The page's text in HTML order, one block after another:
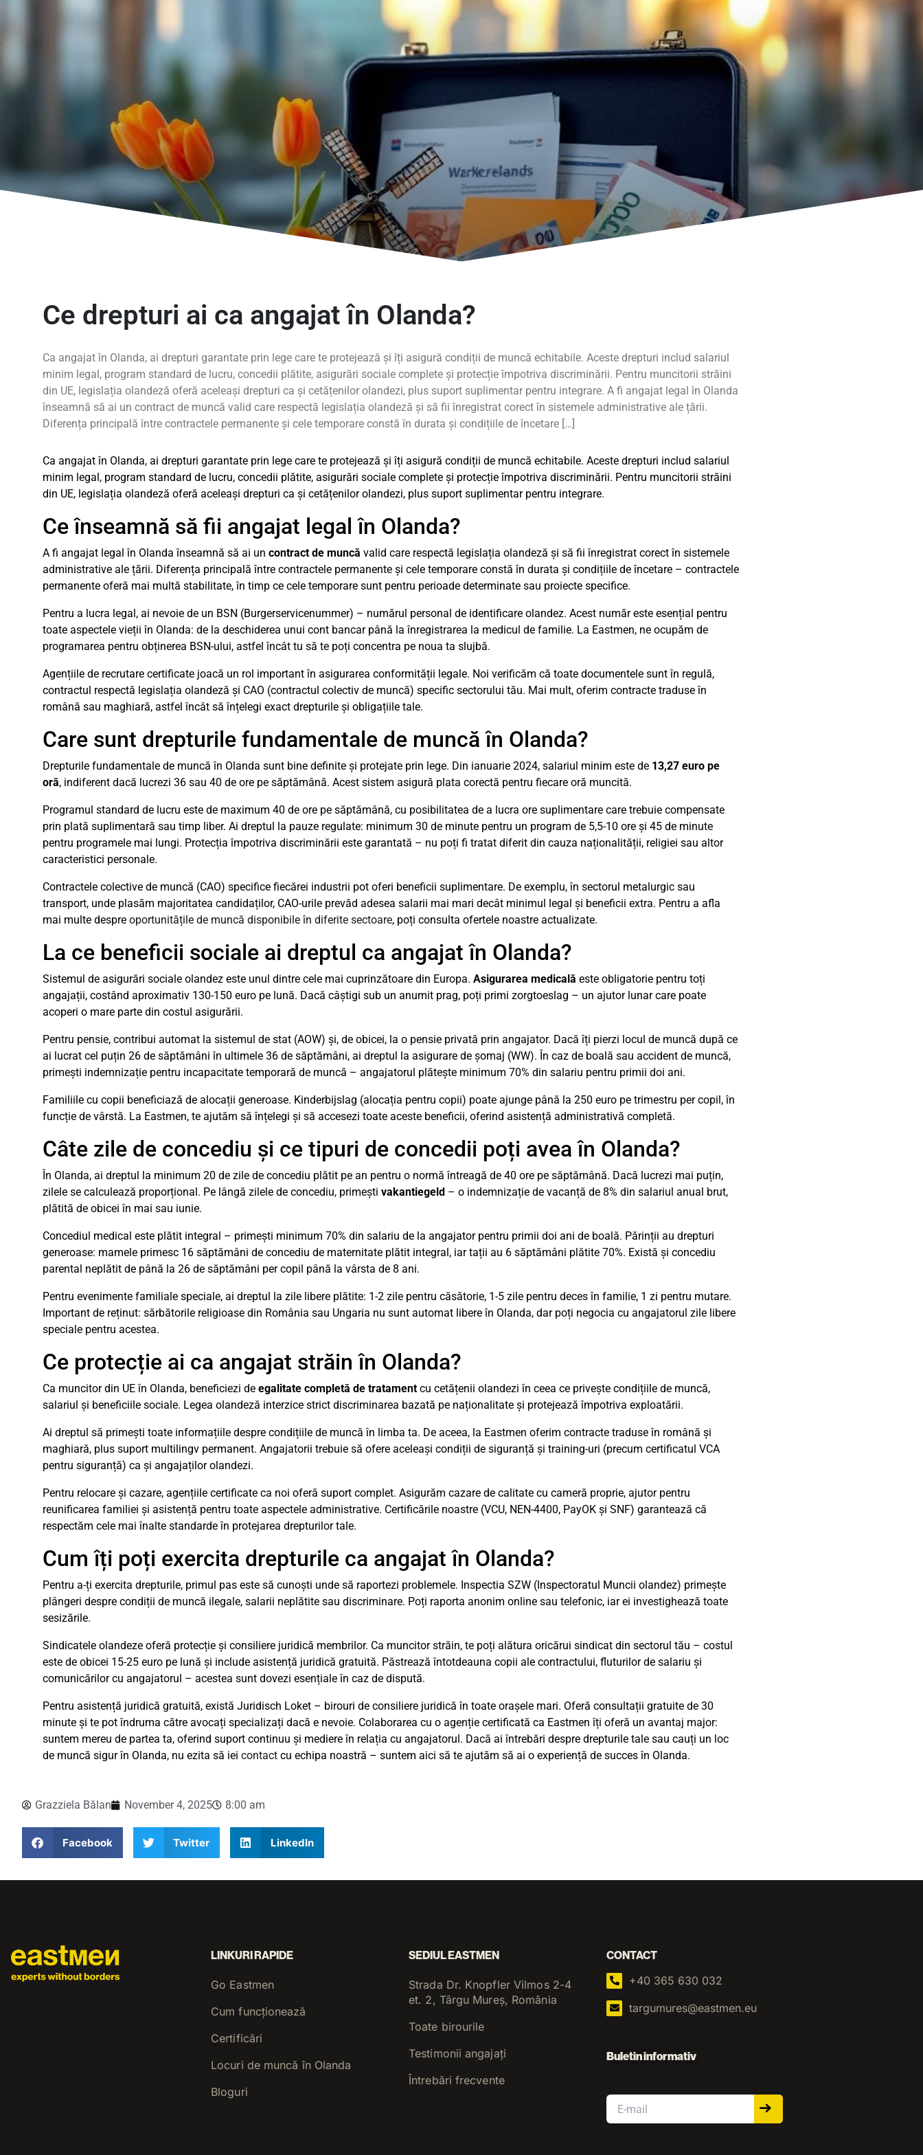
Ce drepturi ai ca angajat în Olanda?
Ca angajat în Olanda, ai drepturi garantate prin lege care te protejează și îți asigură condiții de muncă echitabile. Aceste drepturi includ salariul
minim legal, program standard de lucru, concedii plătite, asigurări sociale complete și protecție împotriva discriminării. Pentru muncitorii străini
din UE, legislația olandeză oferă aceleași drepturi ca și cetățenilor olandezi, plus suport suplimentar pentru integrare. A fi angajat legal în Olanda
înseamnă să ai un contract de muncă valid care respectă legislația olandeză și să fii înregistrat corect în sistemele administrative ale țării.
Diferența principală între contractele permanente și cele temporare constă în durata și condițiile de încetare […]
Ca angajat în Olanda, ai drepturi garantate prin lege care te protejează și îți asigură condiții de muncă echitabile. Aceste drepturi includ salariul
minim legal, program standard de lucru, concedii plătite, asigurări sociale complete și protecție împotriva discriminării. Pentru muncitorii străini
din UE, legislația olandeză oferă aceleași drepturi ca și cetățenilor olandezi, plus suport suplimentar pentru integrare.
Ce înseamnă să fii angajat legal în Olanda?
A fi angajat legal în Olanda înseamnă să ai un contract de muncă valid care respectă legislația olandeză și să fii înregistrat corect în sistemele
administrative ale țării. Diferența principală între contractele permanente și cele temporare constă în durata și condițiile de încetare – contractele
permanente oferă mai multă stabilitate, în timp ce cele temporare sunt pentru perioade determinate sau proiecte specifice.
Pentru a lucra legal, ai nevoie de un BSN (Burgerservicenummer) – numărul personal de identificare olandez. Acest număr este esențial pentru
toate aspectele vieții în Olanda: de la deschiderea unui cont bancar până la înregistrarea la medicul de familie. La Eastmen, ne ocupăm de
programarea pentru obținerea BSN-ului, astfel încât tu să te poți concentra pe noua ta slujbă.
Agențiile de recrutare certificate joacă un rol important în asigurarea conformității legale. Noi verificăm că toate documentele sunt în regulă,
contractul respectă legislația olandeză și CAO (contractul colectiv de muncă) specific sectorului tău. Mai mult, oferim contracte traduse în
română sau maghiară, astfel încât să înțelegi exact drepturile și obligațiile tale.
Care sunt drepturile fundamentale de muncă în Olanda?
Drepturile fundamentale de muncă în Olanda sunt bine definite și protejate prin lege. Din ianuarie 2024, salariul minim este de 13,27 euro pe
oră, indiferent dacă lucrezi 36 sau 40 de ore pe săptămână. Acest sistem asigură plata corectă pentru fiecare oră muncită.
Programul standard de lucru este de maximum 40 de ore pe săptămână, cu posibilitatea de a lucra ore suplimentare care trebuie compensate
prin plată suplimentară sau timp liber. Ai dreptul la pauze regulate: minimum 30 de minute pentru un program de 5,5-10 ore și 45 de minute
pentru programele mai lungi. Protecția împotriva discriminării este garantată – nu poți fi tratat diferit din cauza naționalității, religiei sau altor
caracteristici personale.
Contractele colective de muncă (CAO) specifice fiecărei industrii pot oferi beneficii suplimentare. De exemplu, în sectorul metalurgic sau
transport, unde plasăm majoritatea candidaților, CAO-urile prevăd adesea salarii mai mari decât minimul legal și beneficii extra. Pentru a afla
mai multe despre oportunitățile de muncă disponibile în diferite sectoare, poți consulta ofertele noastre actualizate.
La ce beneficii sociale ai dreptul ca angajat în Olanda?
Sistemul de asigurări sociale olandez este unul dintre cele mai cuprinzătoare din Europa. Asigurarea medicală este obligatorie pentru toți
angajații, costând aproximativ 130-150 euro pe lună. Dacă câștigi sub un anumit prag, poți primi zorgtoeslag – un ajutor lunar care poate
acoperi o mare parte din costul asigurării.
Pentru pensie, contribui automat la sistemul de stat (AOW) și, de obicei, la o pensie privată prin angajator. Dacă îți pierzi locul de muncă după ce
ai lucrat cel puțin 26 de săptămâni în ultimele 36 de săptămâni, ai dreptul la asigurare de șomaj (WW). În caz de boală sau accident de muncă,
primești indemnizație pentru incapacitate temporară de muncă – angajatorul plătește minimum 70% din salariu pentru primii doi ani.
Familiile cu copii beneficiază de alocații generoase. Kinderbijslag (alocația pentru copii) poate ajunge până la 250 euro pe trimestru per copil, în
funcție de vârstă. La Eastmen, te ajutăm să înțelegi și să accesezi toate aceste beneficii, oferind asistență administrativă completă.
Câte zile de concediu și ce tipuri de concedii poți avea în Olanda?
În Olanda, ai dreptul la minimum 20 de zile de concediu plătit pe an pentru o normă întreagă de 40 ore pe săptămână. Dacă lucrezi mai puțin,
zilele se calculează proporțional. Pe lângă zilele de concediu, primești vakantiegeld – o indemnizație de vacanță de 8% din salariul anual brut,
plătită de obicei în mai sau iunie.
Concediul medical este plătit integral – primești minimum 70% din salariu de la angajator pentru primii doi ani de boală. Părinții au drepturi
generoase: mamele primesc 16 săptămâni de concediu de maternitate plătit integral, iar tații au 6 săptămâni plătite 70%. Există și concediu
parental neplătit de până la 26 de săptămâni per copil până la vârsta de 8 ani.
Pentru evenimente familiale speciale, ai dreptul la zile libere plătite: 1-2 zile pentru căsătorie, 1-5 zile pentru deces în familie, 1 zi pentru mutare.
Important de reținut: sărbătorile religioase din România sau Ungaria nu sunt automat libere în Olanda, dar poți negocia cu angajatorul zile libere
speciale pentru acestea.
Ce protecție ai ca angajat străin în Olanda?
Ca muncitor din UE în Olanda, beneficiezi de egalitate completă de tratament cu cetățenii olandezi în ceea ce privește condițiile de muncă,
salariul și beneficiile sociale. Legea olandeză interzice strict discriminarea bazată pe naționalitate și protejează împotriva exploatării.
Ai dreptul să primești toate informațiile despre condițiile de muncă în limba ta. De aceea, la Eastmen oferim contracte traduse în română și
maghiară, plus suport multilingv permanent. Angajatorii trebuie să ofere aceleași condiții de siguranță și training-uri (precum certificatul VCA
pentru siguranță) ca și angajaților olandezi.
Pentru relocare și cazare, agențiile certificate ca noi oferă suport complet. Asigurăm cazare de calitate cu cameră proprie, ajutor pentru
reunificarea familiei și asistență pentru toate aspectele administrative. Certificările noastre (VCU, NEN-4400, PayOK și SNF) garantează că
respectăm cele mai înalte standarde în protejarea drepturilor tale.
Cum îți poți exercita drepturile ca angajat în Olanda?
Pentru a-ți exercita drepturile, primul pas este să cunoști unde să raportezi problemele. Inspectia SZW (Inspectoratul Muncii olandez) primește
plângeri despre condiții de muncă ilegale, salarii neplătite sau discriminare. Poți raporta anonim online sau telefonic, iar ei investighează toate
sesizările.
Sindicatele olandeze oferă protecție și consiliere juridică membrilor. Ca muncitor străin, te poți alătura oricărui sindicat din sectorul tău – costul
este de obicei 15-25 euro pe lună și include asistență juridică gratuită. Păstrează întotdeauna copii ale contractului, fluturilor de salariu și
comunicărilor cu angajatorul – acestea sunt dovezi esențiale în caz de dispută.
Pentru asistență juridică gratuită, există Juridisch Loket – birouri de consiliere juridică în toate orașele mari. Oferă consultații gratuite de 30
minute și te pot îndruma către avocați specializați dacă e nevoie. Colaborarea cu o agenție certificată ca Eastmen îți oferă un avantaj major:
suntem mereu de partea ta, oferind suport continuu și mediere în relația cu angajatorul. Dacă ai întrebări despre drepturile tale sau cauți un loc
de muncă sigur în Olanda, nu ezita să iei contact cu echipa noastră – suntem aici să te ajutăm să ai o experiență de succes în Olanda.
Grazziela Bălan November 4, 2025 8:00 am
Facebook Twitter LinkedIn
LINKURI RAPIDE
Go Eastmen
Cum funcționează
Certificări
Locuri de muncă în Olanda
Bloguri
SEDIUL EASTMEN
Strada Dr. Knopfler Vilmos 2-4
et. 2, Târgu Mureș, România
Toate birourile
Testimonii angajați
Întrebări frecvente
CONTACT
+40 365 630 032
targumures@eastmen.eu
Buletin informativ